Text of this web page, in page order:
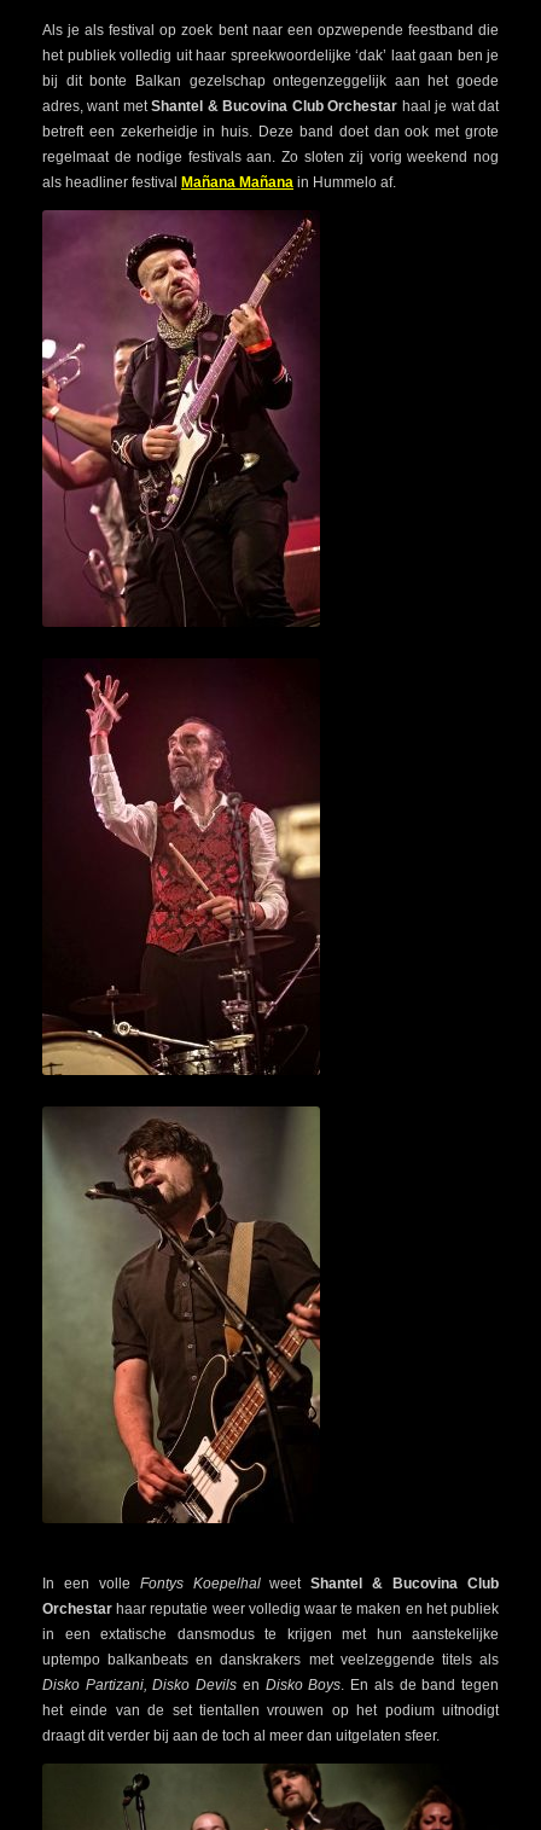
Als je als festival op zoek bent naar een opzwepende feestband die
het publiek volledig uit haar spreekwoordelijke ‘dak’ laat gaan ben je
bij dit bonte Balkan gezelschap ontegenzeggelijk aan het goede
adres, want metShantel & Bucovina Club Orchestar haal je wat dat
betreft een zekerheidje in huis. Deze band doet dan ook met grote
regelmaat de nodige festivals aan. Zo sloten zij vorig weekend nog
als headliner festival Mañana Mañana in Hummelo af.
In een volle Fontys KoepelhalweetShantel & Bucovina Club
Orchestarhaar reputatie weer volledig waar te maken en het publiek
in een extatische dansmodus te krijgen met hun aanstekelijke
uptempo balkanbeats en danskrakers met veelzeggende titels als
Disko Partizani, Disko Devils en Disko Boys . En als de band tegen
het einde van de set tientallen vrouwen op het podium uitnodigt
draagt dit verder bij aan de toch al meer dan uitgelaten sfeer.